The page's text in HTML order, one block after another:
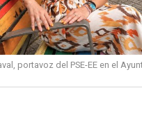
portavoz del PSE-EE en el